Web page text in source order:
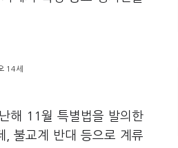
14세
해 11월 특별법을 발의한
, 불교계 반대 등으로 계류